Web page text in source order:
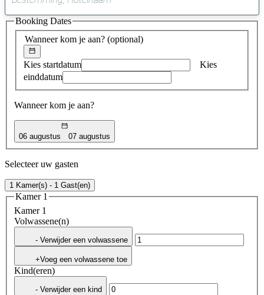
suggestie
gevonden
Wanneer kom je aan? (optional)
Kies startdatum
Kies
einddatum
Wanneer kom je aan?
06 augustus 07 augustus
Booking Dates
Selecteer uw gasten
1 Kamer(s) - 1 Gast(en)
Kamer 1
Kamer 1
Volwassene(n)
- Verwijder een volwassene
+Voeg een volwassene toe
Kind(eren)
- Verwijder een kind